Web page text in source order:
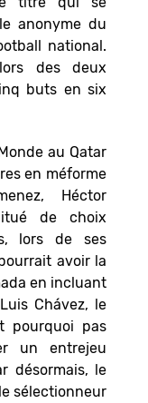
anonyme du
national.
des deux
buts en six
au Qatar
en méforme
Héctor
de choix
lors de ses
avoir la
en incluant
Chávez, le
pourquoi pas
un entrejeu
désormais, le
sélectionneur